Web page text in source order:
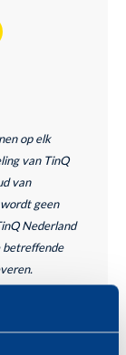
op elk
van TinQ
van
geen
Nederland
betreffende